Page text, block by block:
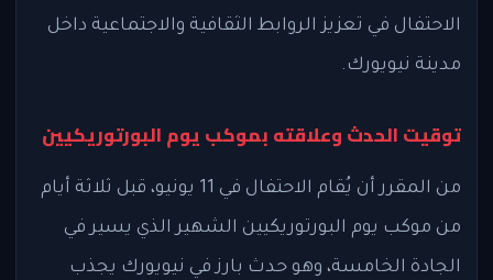
الاحتفال في تعزيز الروابط الثقافية والاجتماعية داخل
مدينة نيويورك.
توقيت الحدث وعلاقته بموكب يوم البورتوريكيين
من المقرر أن يُقام الاحتفال في 11 يونيو، قبل ثلاثة أيام
من موكب يوم البورتوريكيين الشهير الذي يسير في
الجادة الخامسة، وهو حدث بارز في نيويورك يجذب